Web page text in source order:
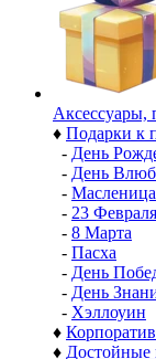
Аксессуары,
♦ Подарки к
- День
- День
- Масленица
- 23 Февраля
- 8 Марта
- Пасха
- День
- День
- Хэллоуин
♦
♦ Достойные